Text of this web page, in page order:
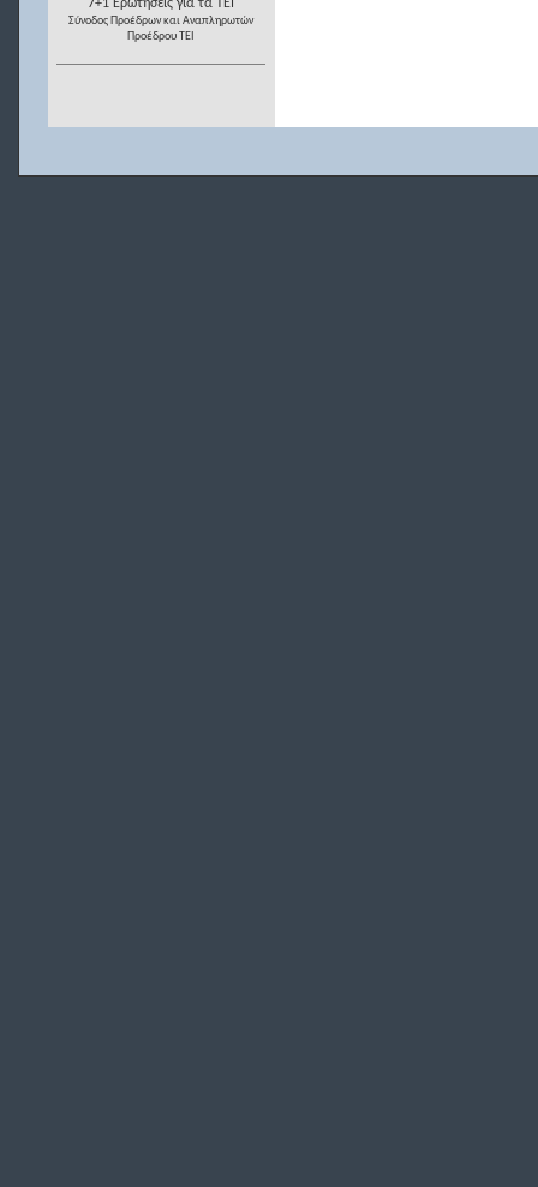
7+1 Ερωτήσεις για τα ΤΕΙ
Σύνοδος Προέδρων και Αναπληρωτών
Προέδρου ΤΕΙ